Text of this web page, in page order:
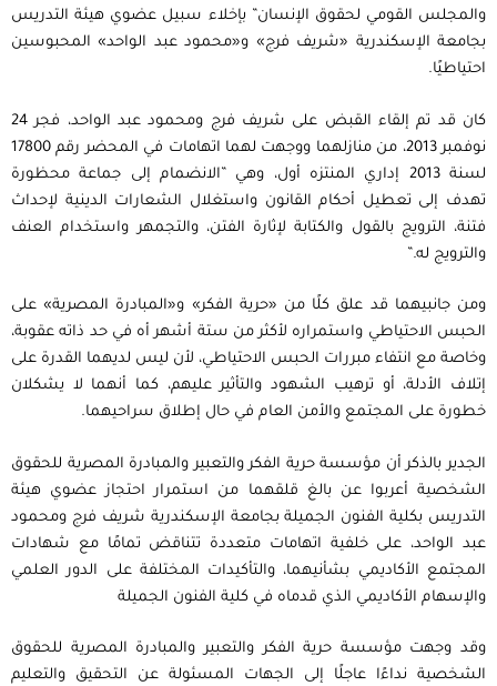
والمجلس القومي لحقوق الإنسان” ​بإخلاء سبيل عضوي هيئة التدريس
بجامعة الإسكندرية «شريف فرج» و«محمود عبد الواحد» المحبوسين
احتياطيًا.
كان قد تم إلقاء القبض على شريف فرج ومحمود عبد الواحد، فجر 24
نوفمبر 2013، من منازلهما​ ووجهت لهما اتهامات في المحضر رقم 17800
لسنة 2013 إداري المنتزه أول، وهي ​”​الانضمام إلى جماعة محظورة
تهدف إلى تعطيل أحكام القانون واستغلال الشعارات الدينية لإحداث
فتنة​، الترويج بالقول والكتابة لإثارة الفتن​، و​التجمهر واستخدام العنف
والترويج له.​”
ومن جانبيهما قد علق كلًا من «حرية الفكر» و«المبادرة المصرية» على
الحبس الاحتياطي واستمراره لأكثر من ستة أشهر أه في حد ذاته عقوبة،
وخاصة مع انتفاء مبررات الحبس الاحتياطي، لأن ليس لديهما القدرة على
إتلاف الأدلة، أو ترهيب الشهود والتأثير عليهم، كما أنهما لا يشكلان
خطورة على المجتمع والأمن العام في حال إطلاق سراحيهما.
الجدير بالذكر​ أن مؤسسة حرية الفكر والتعبير والمبادرة المصرية للحقوق
الشخصية​ أعربوا​ عن بالغ قلقهما​ من استمرار احتجاز عضوي هيئة
التدريس بكلية الفنون الجميلة بجامعة الإسكندرية شريف فرج ومحمود
عبد الواحد، على خلفية اتهامات متعددة تتناقض تمامًا مع شهادات
المجتمع الأكاديمي بشأنيهما، والتأكيدات المختلفة على الدور العلمي
والإسهام الأكاديمي الذي قدماه في كلية الفنون الجميلة
​وقد و​جهت​ مؤسسة حرية الفكر والتعبير والمبادرة المصرية للحقوق
الشخصية نداءًا عاجلًا إلى الجهات المسئولة عن التحقيق والتعليم